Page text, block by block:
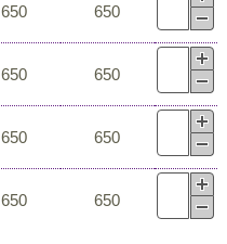
650 650
650 650
650 650
650 650